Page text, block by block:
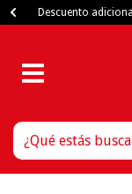
Descuento